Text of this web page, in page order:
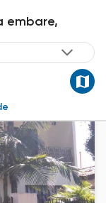
embare,